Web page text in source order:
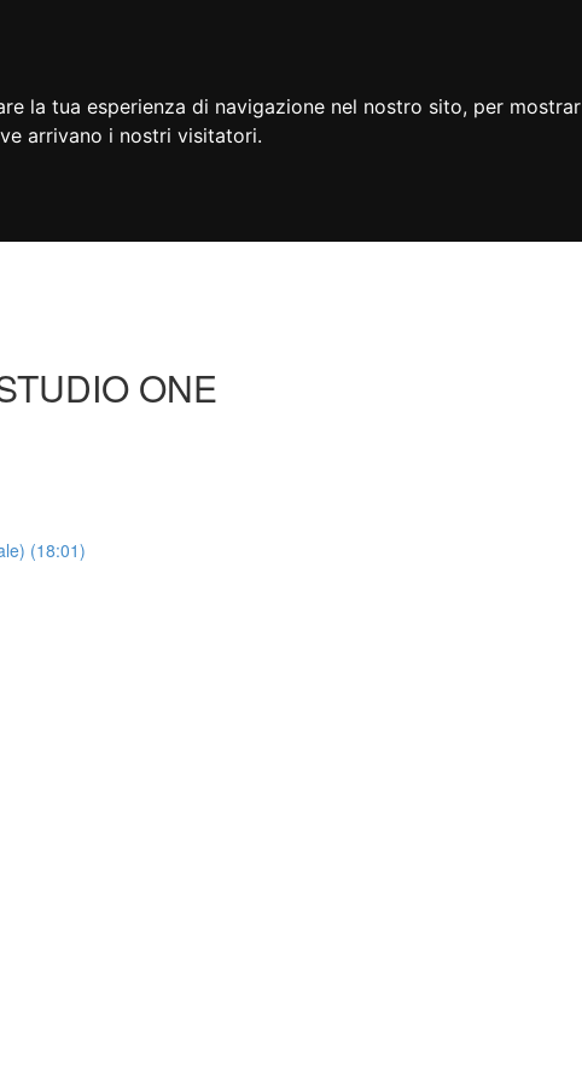
la tua esperienza di navigazione nel nostro sito, per
arrivano i nostri visitatori.
ONE
(18:01)